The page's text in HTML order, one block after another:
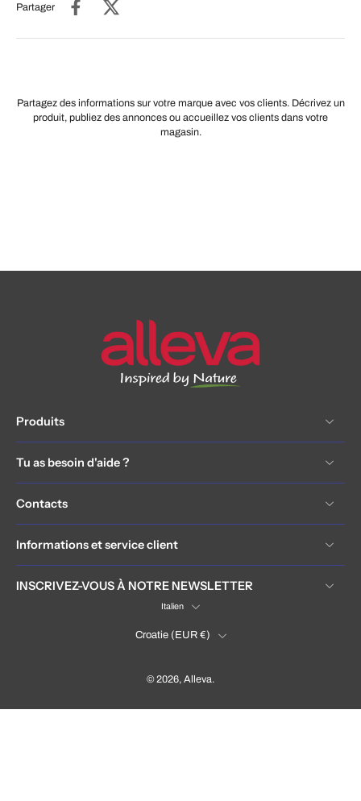
Partager
Partagez des informations sur votre marque avec vos clients. Décrivez un
produit, publiez des annonces ou accueillez vos clients dans votre
magasin.
Produits
Tu as besoin d'aide ?
Contacts
Informations et service client
INSCRIVEZ-VOUS À NOTRE NEWSLETTER
Italien
Croatie ‎(EUR €)‎
© 2026, Alleva.